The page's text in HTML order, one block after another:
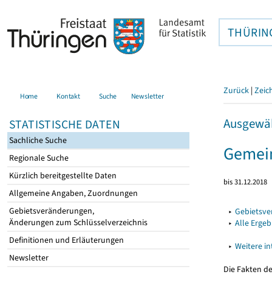
Home Kontakt Suche Newsletter
STATISTISCHE DATEN
Sachliche Suche
Regionale Suche
Kürzlich bereitgestellte Daten
Allgemeine Angaben, Zuordnungen
Gebietsveränderungen,
Änderungen zum Schlüsselverzeichnis
Definitionen und Erläuterungen
Newsletter
Zurück |
bis 31.12.2018
▸
▸ Alle
▸ Weitere
Die Fakten